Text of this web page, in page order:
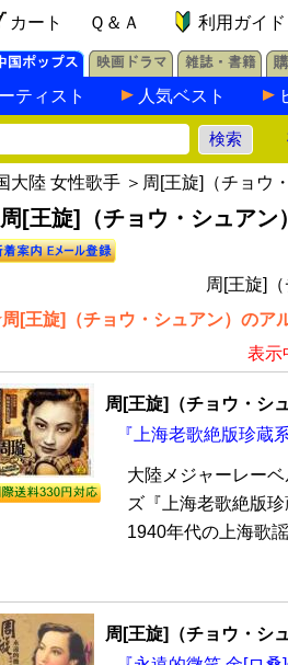
カート Ｑ＆Ａ 利用ガイド
ティスト 人気ベスト
大陸 女性歌手 ＞周[王旋]（チョウ
周[王旋]（チョウ・シュアン
周[王旋]
[王旋]（チョウ・シュアン）のア
表示
周[王旋]（チョウ・シ
『上海老歌絶版珍蔵
大陸メジャーレー
ズ『上海老歌絶版
1940年代の上海歌
周[王旋]（チョウ・シ